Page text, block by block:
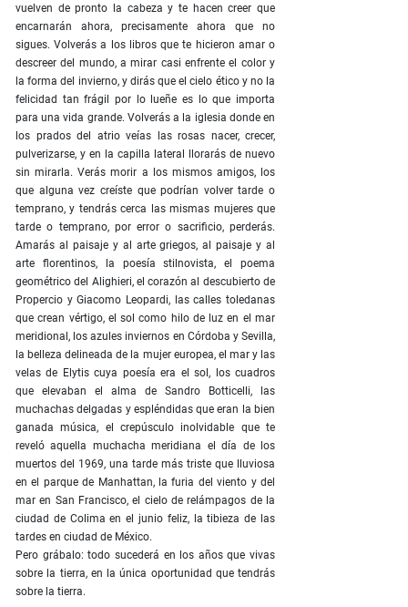
vuelven de pronto la cabeza y te hacen creer que
encarnarán ahora, precisamente ahora que no
sigues. Volverás a los libros que te hicieron amar o
descreer del mundo, a mirar casi enfrente el color y
la forma del invierno, y dirás que el cielo ético y no la
felicidad tan frágil por lo lueñe es lo que importa
para una vida grande. Volverás a la iglesia donde en
los prados del atrio veías las rosas nacer, crecer,
pulverizarse, y en la capilla lateral llorarás de nuevo
sin mirarla. Verás morir a los mismos amigos, los
que alguna vez creíste que podrían volver tarde o
temprano, y tendrás cerca las mismas mujeres que
tarde o temprano, por error o sacrificio, perderás.
Amarás al paisaje y al arte griegos, al paisaje y al
arte florentinos, la poesía stilnovista, el poema
geométrico del Alighieri, el corazón al descubierto de
Propercio y Giacomo Leopardi, las calles toledanas
que crean vértigo, el sol como hilo de luz en el mar
meridional, los azules inviernos en Córdoba y Sevilla,
la belleza delineada de la mujer europea, el mar y las
velas de Elytis cuya poesía era el sol, los cuadros
que elevaban el alma de Sandro Botticelli, las
muchachas delgadas y espléndidas que eran la bien
ganada música, el crepúsculo inolvidable que te
reveló aquella muchacha meridiana el día de los
muertos del 1969, una tarde más triste que lluviosa
en el parque de Manhattan, la furia del viento y del
mar en San Francisco, el cielo de relámpagos de la
ciudad de Colima en el junio feliz, la tibieza de las
tardes en ciudad de México.
Pero grábalo: todo sucederá en los años que vivas
sobre la tierra, en la única oportunidad que tendrás
sobre la tierra.